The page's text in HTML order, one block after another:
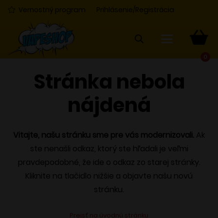
Vernostný program Prihlásenie/Registrácia
Stránka nebola
nájdená
Vitajte, našu stránku sme pre vás modernizovali. Ak
ste nenašli odkaz, ktorý ste hľadali je veľmi
pravdepodobné, že ide o odkaz zo starej stránky.
Kliknite na tlačidlo nižšie a objavte našu novú
stránku.